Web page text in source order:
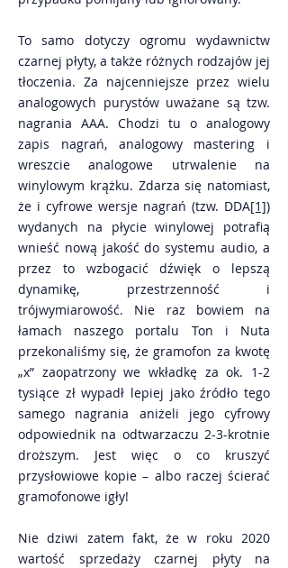
To samo dotyczy ogromu wydawnictw
czarnej płyty, a także różnych rodzajów jej
tłoczenia. Za najcenniejsze przez wielu
analogowych purystów uważane są tzw.
nagrania AAA. Chodzi tu o analogowy
zapis nagrań, analogowy mastering i
wreszcie analogowe utrwalenie na
winylowym krążku. Zdarza się natomiast,
że i cyfrowe wersje nagrań (tzw. DDA[1])
wydanych na płycie winylowej potrafią
wnieść nową jakość do systemu audio, a
przez to wzbogacić dźwięk o lepszą
dynamikę, przestrzenność i
trójwymiarowość. Nie raz bowiem na
łamach naszego portalu Ton i Nuta
przekonaliśmy się, że gramofon za kwotę
„x” zaopatrzony we wkładkę za ok. 1-2
tysiące zł wypadł lepiej jako źródło tego
samego nagrania aniżeli jego cyfrowy
odpowiednik na odtwarzaczu 2-3-krotnie
droższym. Jest więc o co kruszyć
przysłowiowe kopie – albo raczej ścierać
gramofonowe igły!
Nie dziwi zatem fakt, że w roku 2020
wartość sprzedaży czarnej płyty na